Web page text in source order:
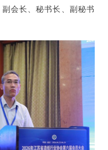
会长、秘书长、副秘书